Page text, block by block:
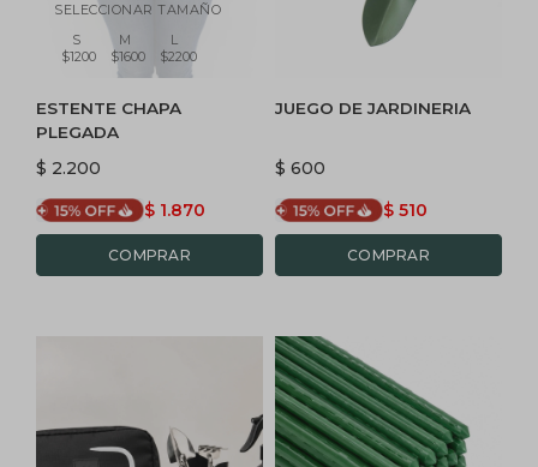
SELECCIONAR TAMAÑO
S
$1200
M
$1600
L
$2200
ESTENTE CHAPA
PLEGADA
$ 2.200
$ 1.870
JUEGO DE JARDINERIA
$ 600
$ 510